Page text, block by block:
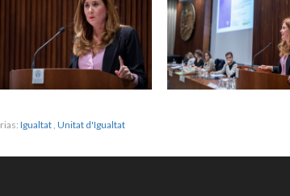
Igualtat, Unitat d'Igualtat